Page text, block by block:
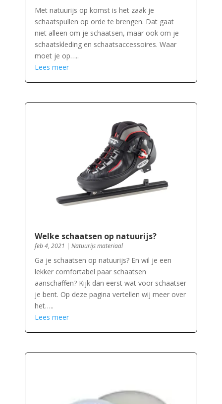
Met natuurijs op komst is het zaak je
schaatspullen op orde te brengen. Dat gaat
niet alleen om je schaatsen, maar ook om je
schaatskleding en schaatsaccessoires. Waar
moet je op…..
Lees meer
Welke schaatsen op natuurijs?
feb 4, 2021 | Natuurijs materiaal
Ga je schaatsen op natuurijs? En wil je een
lekker comfortabel paar schaatsen
aanschaffen? Kijk dan eerst wat voor schaatser
je bent. Op deze pagina vertellen wij meer over
het…..
Lees meer